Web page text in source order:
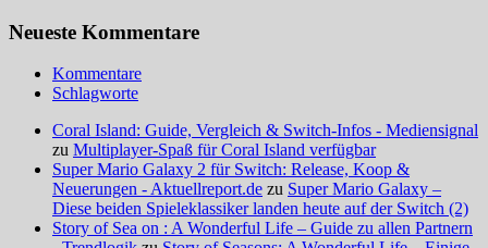
Neueste Kommentare
Kommentare
Schlagworte
Coral Island: Guide, Vergleich & Switch-Infos - Mediensignal
zu Multiplayer-Spaß für Coral Island verfügbar
Super Mario Galaxy 2 für Switch: Release, Koop &
Neuerungen - Aktuellreport.de zu Super Mario Galaxy –
Diese beiden Spieleklassiker landen heute auf der Switch (2)
Story of Sea on : A Wonderful Life – Guide zu allen Partnern